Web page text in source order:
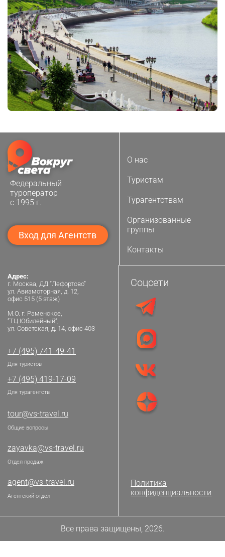
Федеральный
туроператор
с 1995 г.
Вход для Агентств
О нас
Туристам
Турагентствам
Организованные
группы
Контакты
Адрес:
г. Москва, ДД “Лефортово”
ул. Авиамоторная, д. 12,
офис 515 (5 этаж)
М.О. г. Раменское,
“ТЦ Юбилейный”,
ул. Советская, д. 14, офис 403
+7 (495) 741-49-41
Для туристов
+7 (495) 419-17-09
Для турагентств
tour@vs-travel.ru
Общие вопросы
zayavka@vs-travel.ru
Отдел продаж
agent@vs-travel.ru
Агентский отдел
Соцсети
Политика
конфиденциальности
Все права защищены, 2026.